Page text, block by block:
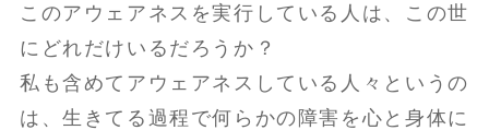
このアウェアネスを実行している人は、この世
にどれだけいるだろうか？
私も含めてアウェアネスしている人々というの
は、生きてる過程で何らかの障害を心と身体に